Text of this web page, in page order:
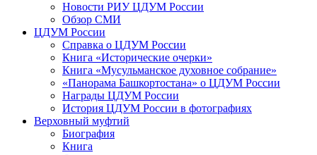
Новости РИУ ЦДУМ России
Обзор СМИ
ЦДУМ России
Справка о ЦДУМ России
Книга «Исторические очерки»
Книга «Мусульманское духовное собрание»
«Панорама Башкортостана» о ЦДУМ России
Награды ЦДУМ России
История ЦДУМ России в фотографиях
Верховный муфтий
Биография
Книга